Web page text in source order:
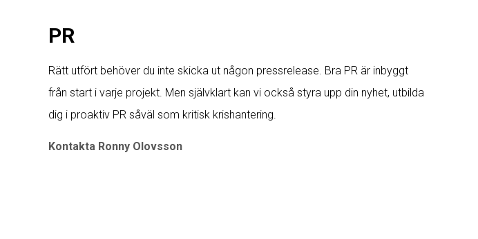
PR
Rätt utfört behöver du inte skicka ut någon pressrelease. Bra PR är inbyggt
från start i varje projekt. Men självklart kan vi också styra upp din nyhet, utbilda
dig i proaktiv PR såväl som kritisk krishantering.
Kontakta Ronny Olovsson